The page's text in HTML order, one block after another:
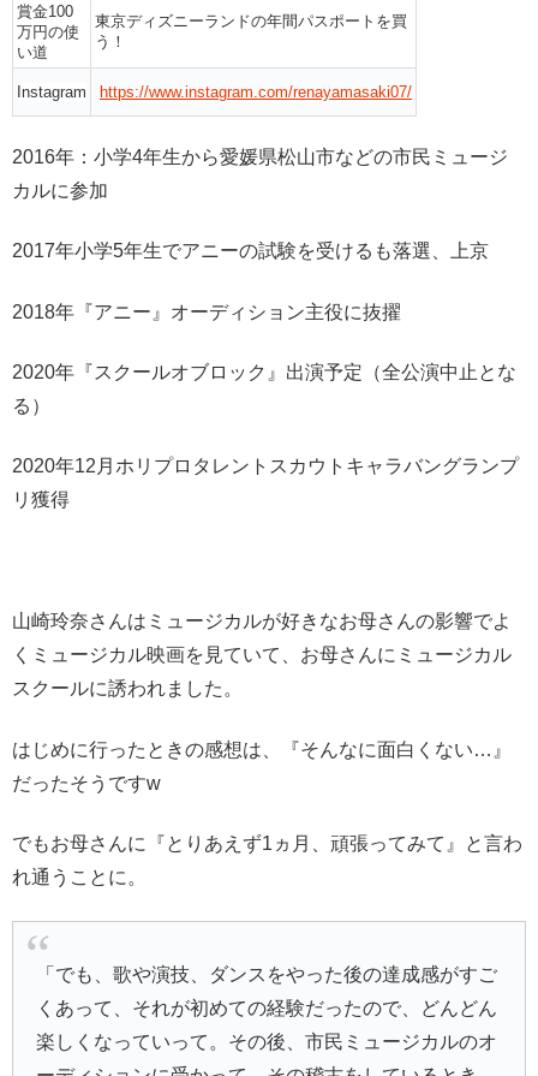
賞金100
万円の使
い道
東京ディズニーランドの年間パスポートを買
う！
Instagram https://www.instagram.com/renayamasaki07/
2016年：小学4年生から愛媛県松山市などの市民ミュージ
カルに参加
2017年小学5年生でアニーの試験を受けるも落選、上京
2018年『アニー』オーディション主役に抜擢
2020年『スクールオブロック』出演予定（全公演中止とな
る）
2020年12月ホリプロタレントスカウトキャラバングランプ
リ獲得
山崎玲奈さんはミュージカルが好きなお母さんの影響でよ
くミュージカル映画を見ていて、お母さんにミュージカル
スクールに誘われました。
はじめに行ったときの感想は、『そんなに面白くない…』
だったそうですw
でもお母さんに『とりあえず1ヵ月、頑張ってみて』と言わ
れ通うことに。
「でも、歌や演技、ダンスをやった後の達成感がすご
くあって、それが初めての経験だったので、どんどん
楽しくなっていって。その後、市民ミュージカルのオ